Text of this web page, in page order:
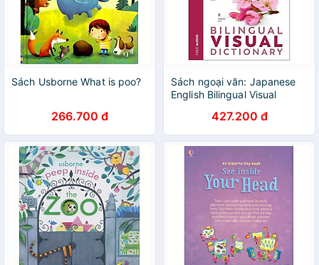
Sách Usborne What is poo?
266.700 đ
Sách ngoại văn: Japanese
English Bilingual Visual
427.200 đ